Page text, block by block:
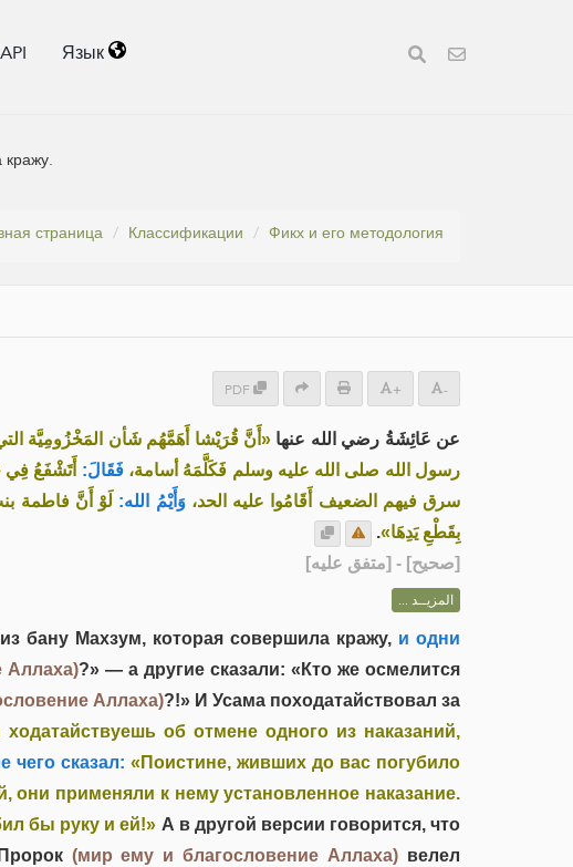
Язык
страница Классификации Фикх и его методология
PDF + -
عن عَائِشَةُ رضي الله عنها«أَنَّ قُرَيْشا أَهَمَّهُم شَأن المَخْزُومِيَّة
رسول الله صلى الله عليه وسلم فَكَلَّمَهُ أسامة، فَقَالَ: أَتَشْفَعُ فِي
سرق فيهم الضعيف أَقَامُوا عليه الحد، وَأَيْمُ الله: لَوْ أَنَّ فاطمة
بِقَطْعِ يَدِهَا».
[صحيح] - [متفق عليه]
المزيــد ...
бану Махзум, которая совершила кражу, и одни
Аллаха)?» — а другие сказали: «Кто же осмелится
Аллаха)?!» И Усама походатайствовал за
об отмене одного из наказаний,
чего сказал: «Поистине, живших до вас погубило
они применяли к нему установленное наказание.
бы руку и ей!» А в другой версии говорится, что
(мир ему и благословение Аллаха) велел